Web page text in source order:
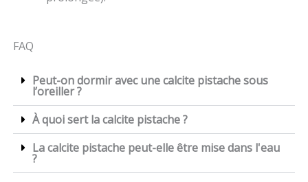
FAQ
Peut-on dormir avec une calcite pistache sous
l’oreiller ?
À quoi sert la calcite pistache ?
La calcite pistache peut-elle être mise dans l'eau
?